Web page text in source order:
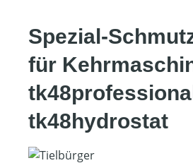
Spezial-
für
tk48hydrostat